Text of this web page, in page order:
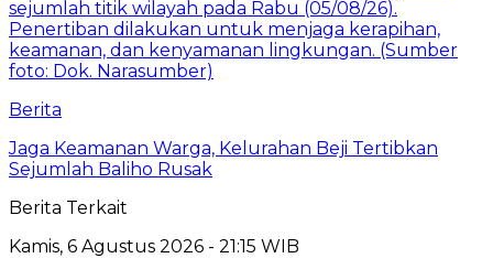
Berita
Jaga Keamanan Warga, Kelurahan Beji Tertibkan
Sejumlah Baliho Rusak
Berita Terkait
Kamis, 6 Agustus 2026 - 21:15 WIB